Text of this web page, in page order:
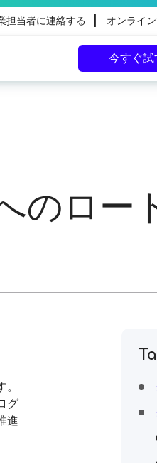
担当者に連絡する | オンライ
今すぐ試
のロー
グ
進